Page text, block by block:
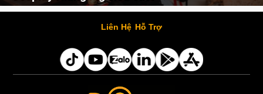
Cùng thưởng thức những hình ảnh cosplay Xiangling trong Genshin Impact siêu dễ thương của người dùng Weibo "阿包也是兔娘"
Liên Hệ Hỗ Trợ